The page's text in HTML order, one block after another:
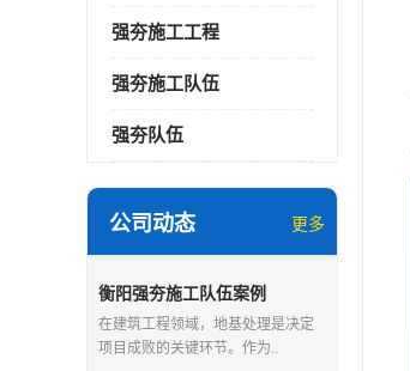
强夯施工工程
强夯施工队伍
强夯队伍
公司动态 更多
衡阳强夯施工队伍案例
在建筑工程领域，地基处理是决定
项目成败的关键环节。作为..